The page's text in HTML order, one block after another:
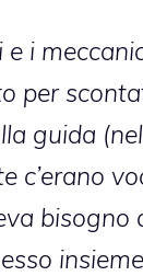
e i
per
guida
c’erano
bisogno